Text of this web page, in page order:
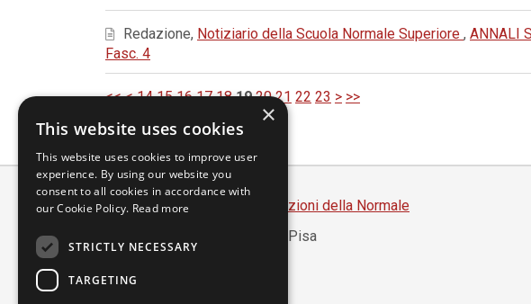
Redazione, Notiziario della Scuola Normale Superiore , ANNALI
Fasc. 4
<< < 14 15 16 17 18 19 20 21 22 23 > >>
Scuola Normale Superiore
Edizioni della Normale
Piazza dei Cavalieri, 7 - 56126 Pisa
Partita IVA 00420000507
×
This website uses cookies
This website uses cookies to improve user
experience. By using our website you
consent to all cookies in accordance with
our Cookie Policy. Read more
STRICTLY NECESSARY
TARGETING